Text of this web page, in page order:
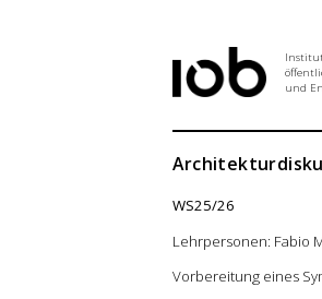
und
Institut
WS25/26
Lehrpersonen: Fabio
Vorbereitung eines